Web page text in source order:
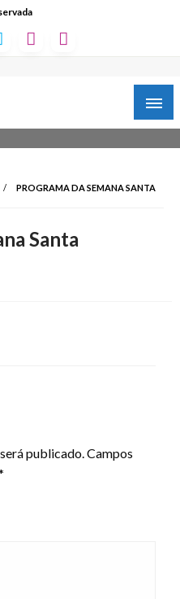
PROGRAMA DA SEMANA SANTA
Santa
publicado.Campos